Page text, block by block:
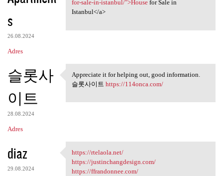
s
26.08.2024
Adres
for-sale-in-istanbul/">Housefor Sale in
Istanbul</a>
슬롯사
이트
28.08.2024
Adres
Appreciate it for helping out
Appreciate it for helping out, good information.
슬롯사이트 https://114onca.com/
diaz
29.08.2024
https://rtelaola.net/
https://rtelaola.net/
https://justinchangdesign.com/
https://ffrandonnee.com/